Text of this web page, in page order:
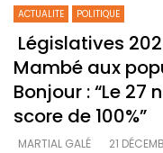
ACTUALITE POLITIQUE
Législatives
Mambé aux
Bonjour : “Le
score de 100%”
MARTIAL GALÉ
21